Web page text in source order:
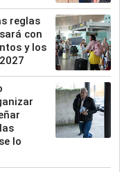
reglas
con
y los
lo